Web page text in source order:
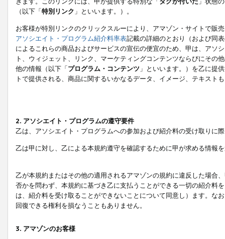
（以下「特別リンク 」といいます。）。
お客様が特別リンクのクリックスルーにより、アマゾン・サイトで販
アソシエイト・プログラム紹介料率表記載の詳細のとおり（および同
によるこれらの商品およびサービスの宣伝の便宜のため、甲は、アソ
ト、ウィジェット、リンク、マーケティングコンテンツならびにその
他の情報（以下「プログラム・コンテンツ 」といいます。）を乙に提
トで提供される、商品に関するいかなるデータ、イメージ、テキス
2. アソシエイト・プログラムの遵守要件
乙は、アソシエイト・プログラムへの参加および紹介料の受け取りに
乙は甲に対し、乙による本規約遵守を確認するために甲が求める情報
乙が本規約またはその他の適用されるアマゾンの規約に違反した場合
否かを問わず、本規約に基づき乙に支払うことができる一切の紹介料
は、紹介料を受け取ることができないことについて同意し）ます。な
回復できる権利を損なうこともありません。
3. アマゾンのお客様